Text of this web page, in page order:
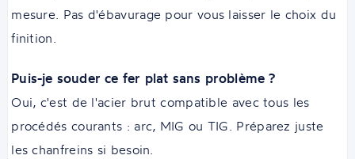
mesure. Pas d'ébavurage pour vous laisser le choix du
finition.
Puis-je souder ce fer plat sans problème ?
Oui, c'est de l'acier brut compatible avec tous les
procédés courants : arc, MIG ou TIG. Préparez juste
les chanfreins si besoin.